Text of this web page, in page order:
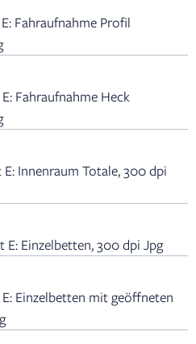
Fahraufnahme Profil
Fahraufnahme Heck
E: Innenraum Totale, 300 dpi
E: Einzelbetten, 300 dpi Jpg
Einzelbetten mit geöffneten